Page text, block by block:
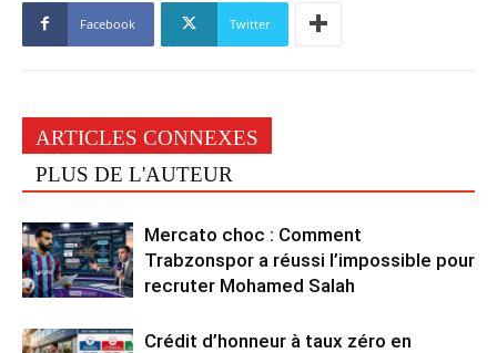
Facebook Twitter
ARTICLES CONNEXES
PLUS DE L'AUTEUR
Mercato choc : Comment
Trabzonspor a réussi l’impossible pour
recruter Mohamed Salah
Crédit d’honneur à taux zéro en